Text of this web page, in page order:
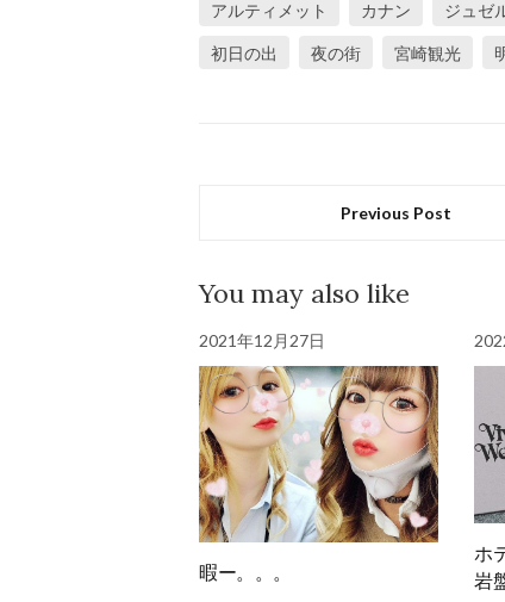
アルティメット カナン ジュゼ
初日の出 夜の街 宮崎観光
Previous Post
You may also like
2021年12月27日
暇ー。。。
ホ
岩